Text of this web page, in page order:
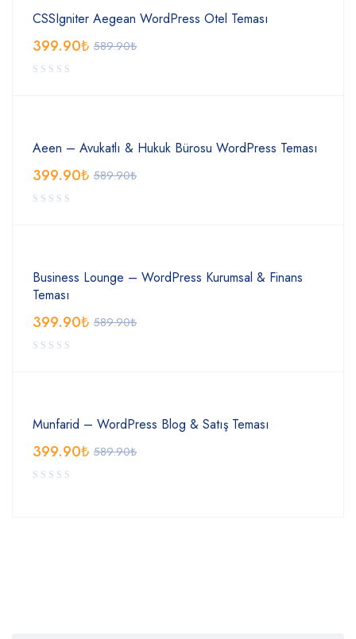
CSSIgniter Aegean WordPress Otel Teması
589.90₺
399.90₺
Aeen – Avukatlı & Hukuk Bürosu WordPress Teması
589.90₺
399.90₺
Business Lounge – WordPress Kurumsal & Finans
Teması
589.90₺
399.90₺
Munfarid – WordPress Blog & Satış Teması
589.90₺
399.90₺